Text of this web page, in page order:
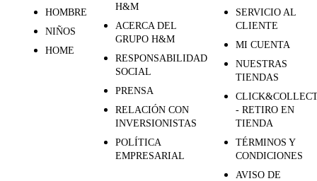
HOMBRE
NIÑOS
HOME
H&M
ACERCA DEL
GRUPO H&M
RESPONSABILIDAD
SOCIAL
PRENSA
RELACIÓN CON
INVERSIONISTAS
POLÍTICA
EMPRESARIAL
SERVICIO AL
CLIENTE
MI CUENTA
NUESTRAS
TIENDAS
- RETIRO EN
TIENDA
TÉRMINOS Y
CONDICIONES
AVISO DE